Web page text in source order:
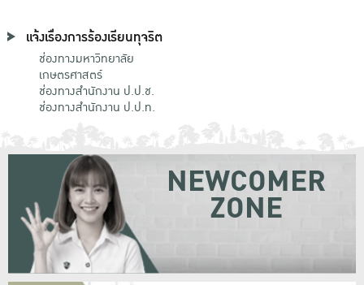
แจ้งเรื่องการร้องเรียนทุจริต
ช่องทางมหาวิทยาลัย
เกษตรศาสตร์
ช่องทางสำนักงาน ป.ป.ช.
ช่องทางสำนักงาน ป.ป.ท.
NEWCOMER
ZONE